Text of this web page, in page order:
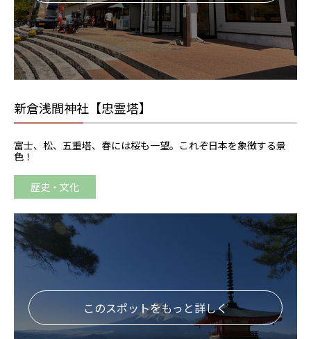
新倉浅間神社【忠霊塔】
富士、松、五重塔、春には桜も一望。これぞ日本を象徴する景
色！
歴史・文化
このスポットをもっと詳しく